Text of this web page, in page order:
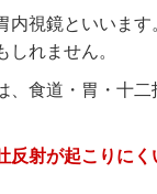
内視鏡といいま
れません。
、食道・胃・十
反射が起こりに